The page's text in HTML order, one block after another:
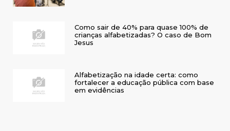
Como sair de 40% para quase 100% de
crianças alfabetizadas? O caso de Bom
Jesus
Alfabetização na idade certa: como
fortalecer a educação pública com base
em evidências